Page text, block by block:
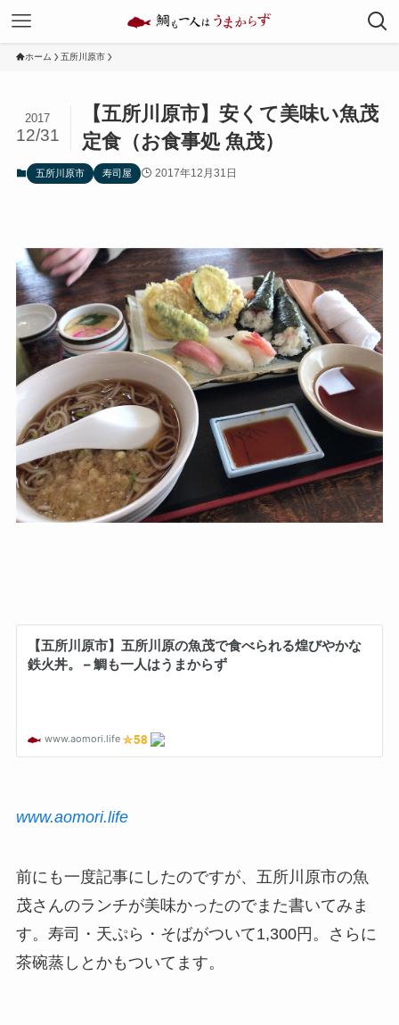
ホーム 五所川原市
【五所川原市】安くて美味い魚茂
定食（お食事処 魚茂）
2017
12/31
五所川原市 寿司屋 2017年12月31日
www.aomori.life
前にも一度記事にしたのですが、五所川原市の魚
茂さんのランチが美味かったのでまた書いてみま
す。寿司・天ぷら・そばがついて1,300円。さらに
茶碗蒸しとかもついてます。